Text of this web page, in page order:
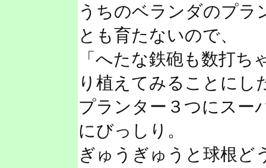
うちのベランダのプラ
とも育たないので、
「へたな鉄砲も数打
り植えてみることにし
プランター３つにスー
にびっしり。
ぎゅうぎゅうと球根ど